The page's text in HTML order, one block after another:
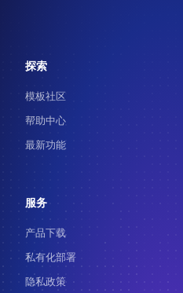
探索
模板社区
帮助中心
最新功能
服务
产品下载
私有化部署
隐私政策